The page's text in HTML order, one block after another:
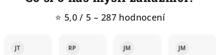
⭐ 5,0 / 5 – 287 hodnocení
JT RP JM JM